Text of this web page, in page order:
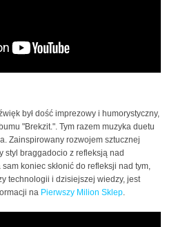
był dość imprezowy i humorystyczny,
"Brekzit.". Tym razem muzyka duetu
Zainspirowany rozwojem sztucznej
styl braggadocio z refleksją nad
koniec skłonić do refleksji nad tym,
technologii i dzisiejszej wiedzy, jest
na Pierwszy Milion Sklep.